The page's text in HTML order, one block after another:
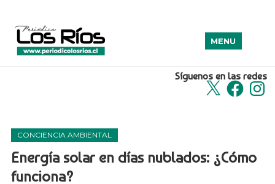
Síguenos en las redes
X Facebook
MENU
CONCIENCIA AMBIENTAL
Energía solar en días nublados: ¿Cómo
funciona?